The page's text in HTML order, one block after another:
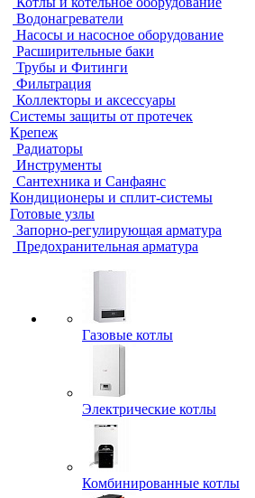
Водонагреватели
Насосы и насосное оборудование
Расширительные баки
Трубы и Фитинги
Фильтрация
Коллекторы и аксессуары
Системы защиты от протечек
Крепеж
Радиаторы
Инструменты
Сантехника и Санфаянс
Кондиционеры и сплит-системы
Готовые узлы
Запорно-регулирующая арматура
Предохранительная арматура
Газовые котлы
Электрические котлы
Комбинированные котлы